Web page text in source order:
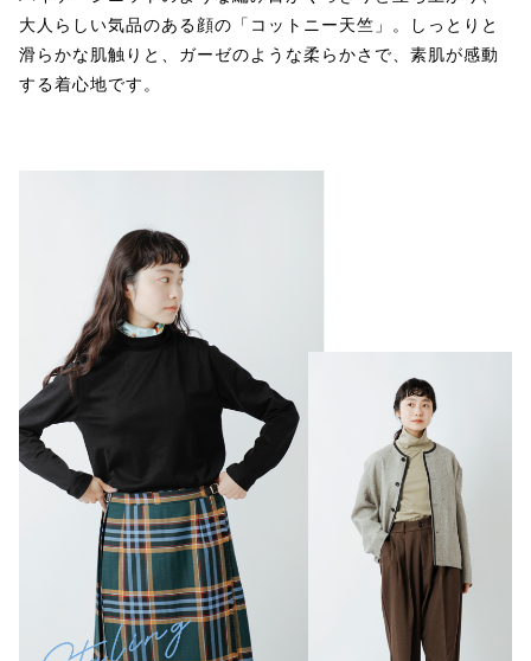
大人らしい気品のある顔の「コットニー天竺」。しっとりと
滑らかな肌触りと、ガーゼのような柔らかさで、素肌が感動
する着心地です。